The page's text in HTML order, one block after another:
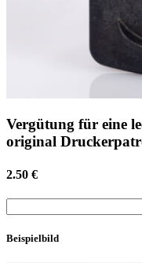
Vergütung für eine
original
2.50 €
Beispielbild